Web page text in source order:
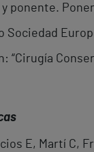
ponente.
Sociedad
“Cirugía
E, Martí C,